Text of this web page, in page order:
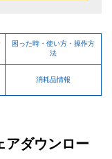
困った時・使い方・操作方
法
消耗品情報
アダウンロー